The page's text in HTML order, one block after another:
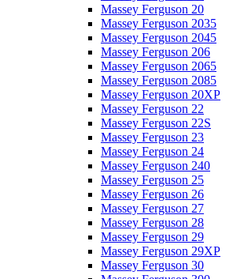
Massey Ferguson 20
Massey Ferguson 2035
Massey Ferguson 2045
Massey Ferguson 206
Massey Ferguson 2065
Massey Ferguson 2085
Massey Ferguson 20XP
Massey Ferguson 22
Massey Ferguson 22S
Massey Ferguson 23
Massey Ferguson 24
Massey Ferguson 240
Massey Ferguson 25
Massey Ferguson 26
Massey Ferguson 27
Massey Ferguson 28
Massey Ferguson 29
Massey Ferguson 29XP
Massey Ferguson 30